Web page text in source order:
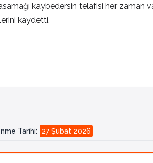
kaybedersin telafisi her zaman
kaydetti.
Tarihi: 27 Şubat 2026